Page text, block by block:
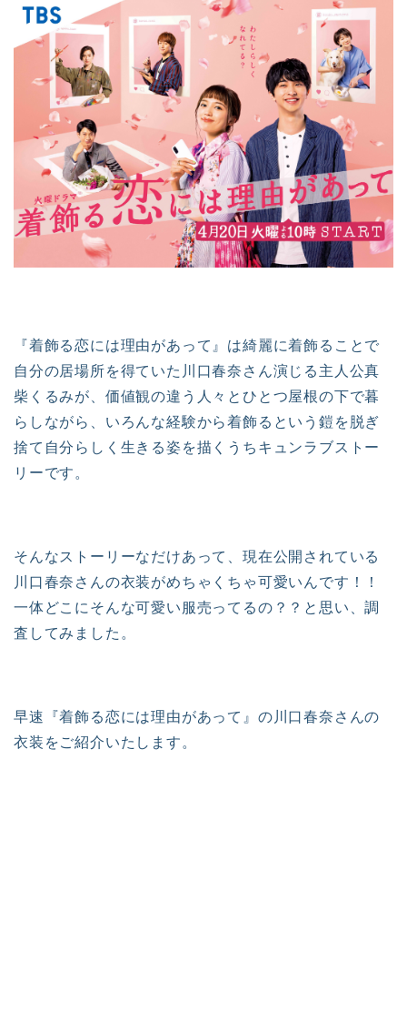
『着飾る恋には理由があって』は綺麗に着飾ることで
自分の居場所を得ていた川口春奈さん演じる主人公真
柴くるみが、価値観の違う人々とひとつ屋根の下で暮
らしながら、いろんな経験から着飾るという鎧を脱ぎ
捨て自分らしく生きる姿を描くうちキュンラブストー
リーです。
そんなストーリーなだけあって、現在公開されている
川口春奈さんの衣装がめちゃくちゃ可愛いんです！！
一体どこにそんな可愛い服売ってるの？？と思い、調
査してみました。
早速『着飾る恋には理由があって』の川口春奈さんの
衣装をご紹介いたします。